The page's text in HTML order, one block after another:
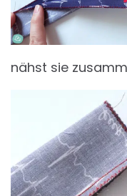
nähst sie